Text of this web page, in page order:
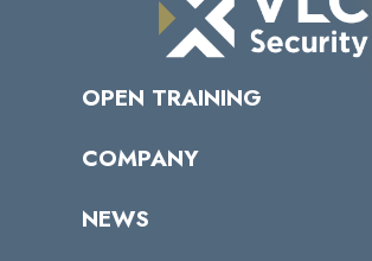
OPEN TRAINING
受講者の声
COMPANY
トップメッセージ
NEWS